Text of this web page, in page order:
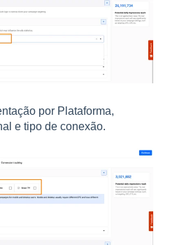
por Plataforma,
e tipo de conexão.